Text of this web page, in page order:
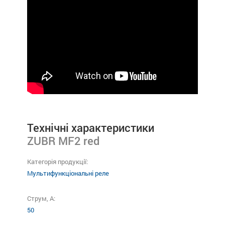
Технічні характеристики
ZUBR MF2 red
Категорія продукції:
Мультифункціональні реле
Струм, А:
50